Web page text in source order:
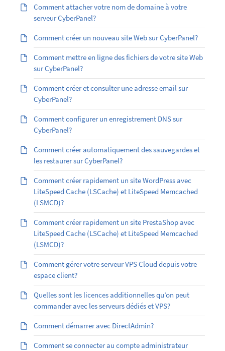
Comment attacher votre nom de domaine à votre
serveur CyberPanel?
Comment créer un nouveau site Web sur CyberPanel?
Comment mettre en ligne des fichiers de votre site Web
sur CyberPanel?
Comment créer et consulter une adresse email sur
CyberPanel?
Comment configurer un enregistrement DNS sur
CyberPanel?
Comment créer automatiquement des sauvegardes et
les restaurer sur CyberPanel?
Comment créer rapidement un site WordPress avec
LiteSpeed Cache (LSCache) et LiteSpeed Memcached
(LSMCD)?
Comment créer rapidement un site PrestaShop avec
LiteSpeed Cache (LSCache) et LiteSpeed Memcached
(LSMCD)?
Comment gérer votre serveur VPS Cloud depuis votre
espace client?
Quelles sont les licences additionnelles qu’on peut
commander avec les serveurs dédiés et VPS?
Comment démarrer avec DirectAdmin?
Comment se connecter au compte administrateur